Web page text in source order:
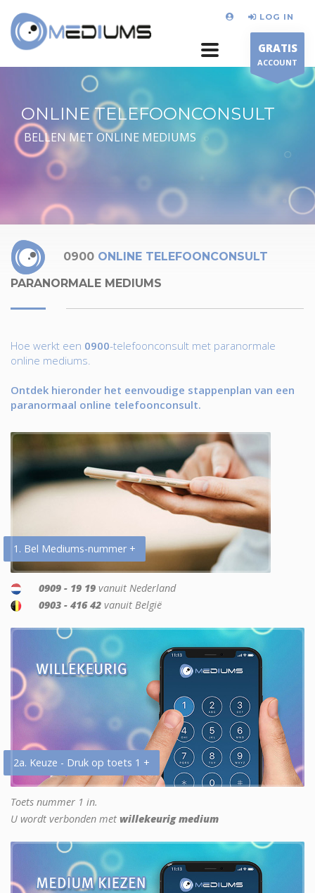
LOG IN
GRATIS
ACCOUNT
ONLINE TELEFOONCONSULT
BELLEN MET ONLINE MEDIUMS
0900 ONLINE TELEFOONCONSULT
PARANORMALE MEDIUMS
Hoe werkt een 0900-telefoonconsult met paranormale
online mediums.
Ontdek hieronder het eenvoudige stappenplan van een
paranormaal online telefoonconsult.
1. Bel Mediums-nummer +
0909 - 19 19 vanuit Nederland
0903 - 416 42 vanuit België
2a. Keuze - Druk op toets 1 +
Toets nummer 1 in.
U wordt verbonden met willekeurig medium